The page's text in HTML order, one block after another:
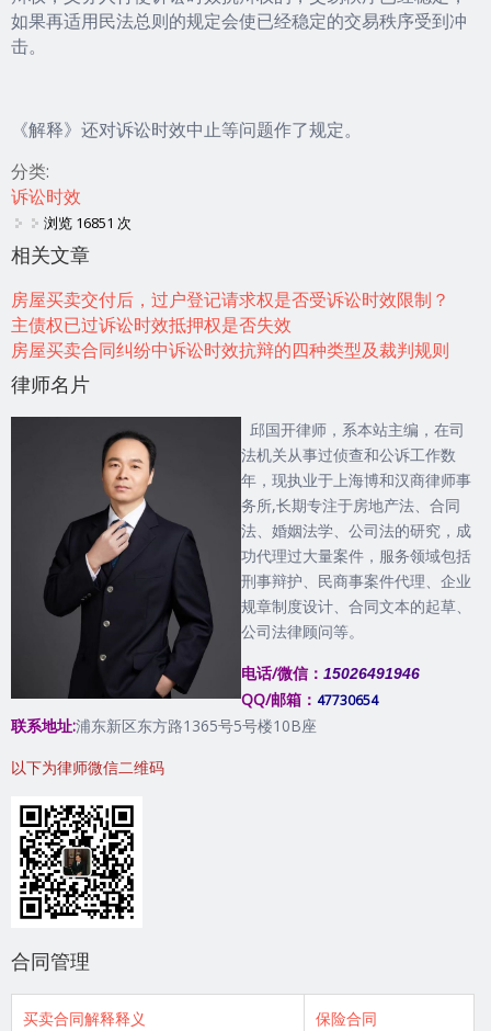
如果再适用民法总则的规定会使已经稳定的交易秩序受到冲
击。
《解释》还对诉讼时效中止等问题作了规定。
分类:
诉讼时效
浏览 16851 次
相关文章
房屋买卖交付后，过户登记请求权是否受诉讼时效限制？
主债权已过诉讼时效抵押权是否失效
房屋买卖合同纠纷中诉讼时效抗辩的四种类型及裁判规则
律师名片
邱国开律师，系本站主编，在司
法机关从事过侦查和公诉工作数
年，现执业于上海博和汉商律师事
务所,长期专注于房地产法、合同
法、婚姻法学、公司法的研究，成
功代理过大量案件，服务领域包括
刑事辩护、民商事案件代理、企业
规章制度设计、合同文本的起草、
公司法律顾问等。
电话/微信： 15026491946
QQ/邮箱： 47730654
联系地址:浦东新区东方路1365号5号楼10B座
以下为律师微信二维码
合同管理
买卖合同解释释义 保险合同